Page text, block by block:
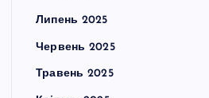
Липень 2025
Червень 2025
Травень 2025